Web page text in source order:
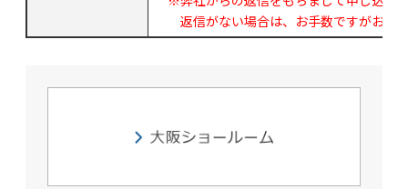
返信がない場合は、お手数ですがお電